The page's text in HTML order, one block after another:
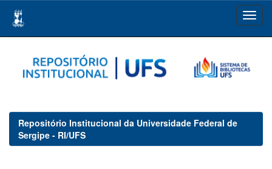
navigation
Repositório Institucional da Universidade Federal de
Sergipe - RI/UFS